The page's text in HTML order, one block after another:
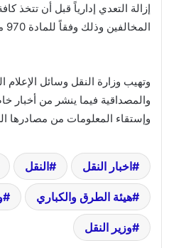
إزالة التعدي إدارياً قبل أن تتخذ
المخالفين وذلك وفقاً للمادة 970 من القانون المدني.
وتهيب وزارة النقل وسائل الإعلام
والمصداقية فيما ينشر من أخبار
وإستقاء المعلومات من مصادرها
اخبار النقل النقل
هيئة الطرق والكباري
وزير النقل